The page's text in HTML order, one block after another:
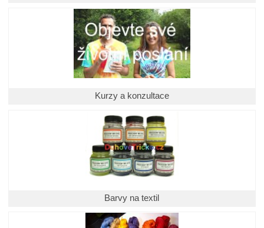
Kurzy a konzultace
Barvy na textil